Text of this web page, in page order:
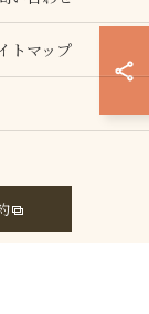
トマップ
RESERVED.